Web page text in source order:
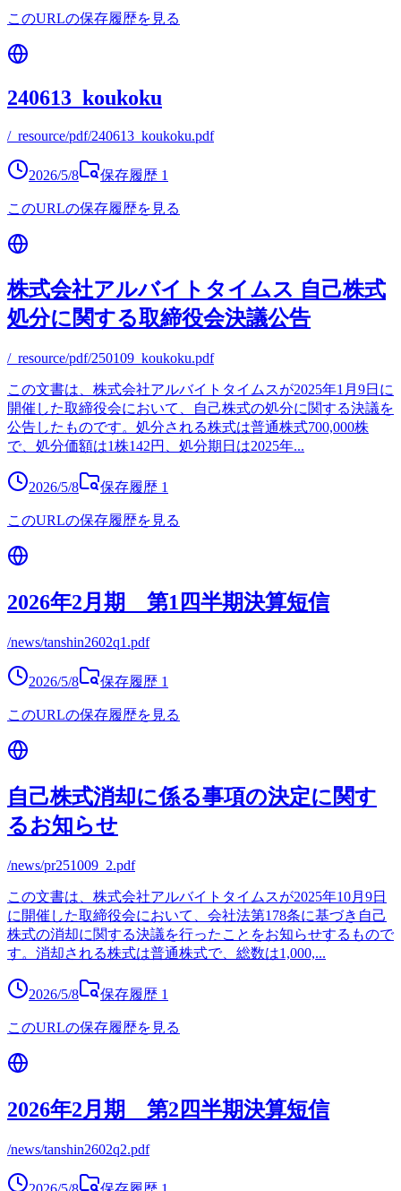
このURLの保存履歴を見る
240613_koukoku
/_resource/pdf/240613_koukoku.pdf
2026/5/8 保存履歴 1
このURLの保存履歴を見る
株式会社アルバイトタイムス 自己株式
処分に関する取締役会決議公告
/_resource/pdf/250109_koukoku.pdf
この文書は、株式会社アルバイトタイムスが2025年1月9日に
開催した取締役会において、自己株式の処分に関する決議を
公告したものです。処分される株式は普通株式700,000株
で、処分価額は1株142円、処分期日は2025年...
2026/5/8 保存履歴 1
このURLの保存履歴を見る
2026年2月期 第1四半期決算短信
/news/tanshin2602q1.pdf
2026/5/8 保存履歴 1
このURLの保存履歴を見る
自己株式消却に係る事項の決定に関す
るお知らせ
/news/pr251009_2.pdf
この文書は、株式会社アルバイトタイムスが2025年10月9日
に開催した取締役会において、会社法第178条に基づき自己
株式の消却に関する決議を行ったことをお知らせするもので
す。消却される株式は普通株式で、総数は1,000,...
2026/5/8 保存履歴 1
このURLの保存履歴を見る
2026年2月期 第2四半期決算短信
/news/tanshin2602q2.pdf